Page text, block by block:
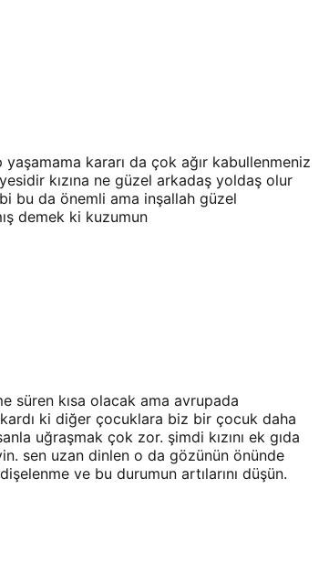
kararı da çok ağır kabullenmeniz
kızına ne güzel arkadaş yoldaş olur
bu da önemli ama inşallah güzel
demek ki kuzumun
süren kısa olacak ama avrupada
ki diğer çocuklara biz bir çocuk daha
uğraşmak çok zor. şimdi kızını ek gıda
sen uzan dinlen o da gözünün önünde
ve bu durumun artılarını düşün.